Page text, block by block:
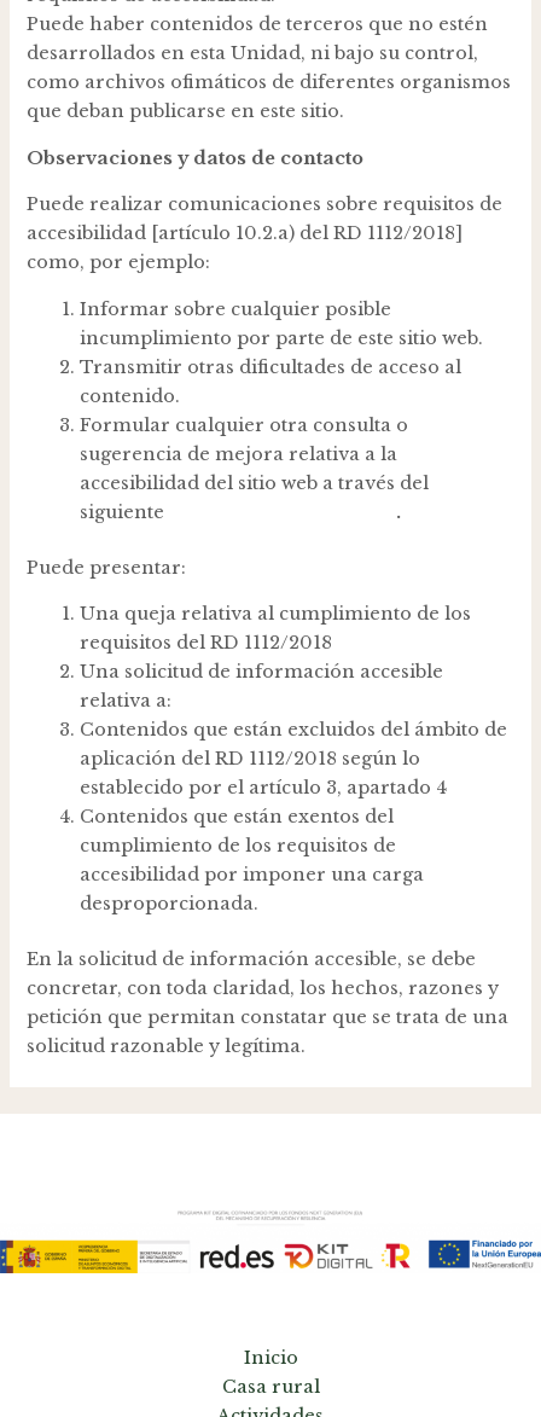
Puede haber contenidos de terceros que no estén
desarrollados en esta Unidad, ni bajo su control,
como archivos ofimáticos de diferentes organismos
que deban publicarse en este sitio.
Observaciones y datos de contacto
Puede realizar comunicaciones sobre requisitos de
accesibilidad [artículo 10.2.a) del RD 1112/2018]
como, por ejemplo:
Informar sobre cualquier posible
incumplimiento por parte de este sitio web.
Transmitir otras dificultades de acceso al
contenido.
Formular cualquier otra consulta o
sugerencia de mejora relativa a la
accesibilidad del sitio web a través del
siguiente
.
Puede presentar:
Una queja relativa al cumplimiento de los
requisitos del RD 1112/2018
Una solicitud de información accesible
relativa a:
Contenidos que están excluidos del ámbito de
aplicación del RD 1112/2018 según lo
establecido por el artículo 3, apartado 4
Contenidos que están exentos del
cumplimiento de los requisitos de
accesibilidad por imponer una carga
desproporcionada.
En la solicitud de información accesible, se debe
concretar, con toda claridad, los hechos, razones y
petición que permitan constatar que se trata de una
solicitud razonable y legítima.
Inicio
Casa rural